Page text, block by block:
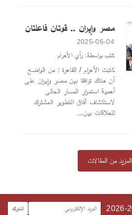
مصر وإيران .. قوتان فاعلتان
2025-06-04
كتب بواسطة: رأي الأهرام
كتبت الأهرام / القاهرة : من الواضح
أن هناك توافقا بين مصر وإيران على
أهمية استمرار المسار الحالى
لاستكشاف آفاق التطوير المشترك
للعلاقات بين...
المزيد من المقالات
اشترك